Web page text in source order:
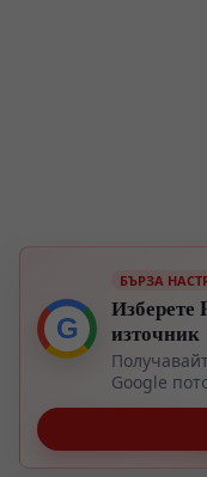
G
БЪРЗА
Изберете
източник
Google